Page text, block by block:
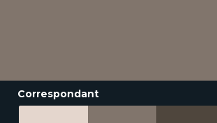
Correspondant